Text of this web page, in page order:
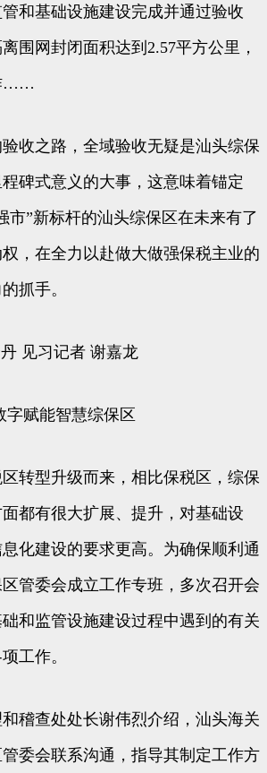
和基础设施建设完成并通过验收
围网封闭面积达到2.57平方公里，
……
收之路，全域验收无疑是汕头综保
碑式意义的大事，这意味着锚定
市”新标杆的汕头综保区在未来有了
，在全力以赴做大做强保税主业的
抓手。
见习记者 谢嘉龙
赋能智慧综保区
转型升级而来，相比保税区，综保
都有很大扩展、提升，对基础设
化建设的要求更高。为确保顺利通
管委会成立工作专班，多次召开会
和监管设施建设过程中遇到的有关
工作。
稽查处处长谢伟烈介绍，汕头海关
委会联系沟通，指导其制定工作方